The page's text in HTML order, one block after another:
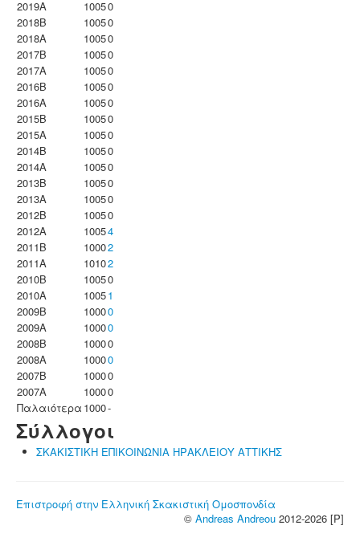
2019A
10050
2018B
10050
2018A
10050
2017B
10050
2017A
10050
2016B
10050
2016A
10050
2015B
10050
2015A
10050
2014B
10050
2014A
10050
2013B
10050
2013A
10050
2012B
10050
2012A
10054
2011B
10002
2011A
10102
2010B
10050
2010A
10051
2009B
10000
2009A
10000
2008B
10000
2008A
10000
2007B
10000
2007A
10000
Παλαιότερα 1000-
Σύλλογοι
ΣΚΑΚΙΣΤΙΚΗ ΕΠΙΚΟΙΝΩΝΙΑ ΗΡΑΚΛΕΙΟΥ ΑΤΤΙΚΗΣ
Επιστροφή στην Ελληνική Σκακιστική Ομοσπονδία
© Andreas Andreou 2012-2026 [P]